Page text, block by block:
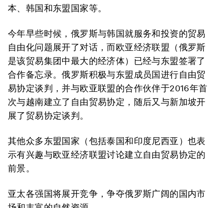
本、韩国和东盟国家等。
今年早些时候，俄罗斯与韩国就服务和投资的贸易
自由化问题展开了对话，而欧亚经济联盟（俄罗斯
是该贸易集团中最大的经济体）已经与东盟签署了
合作备忘录。俄罗斯积极与东盟成员国进行自由贸
易协定谈判，并与欧亚联盟的合作伙伴于2016年首
次与越南建立了自由贸易协定，随后又与新加坡开
展了贸易协定谈判。
其他众多东盟国家（包括泰国和印度尼西亚）也表
示有兴趣与欧亚经济联盟讨论建立自由贸易协定的
前景。
亚太各强国将展开竞争，争夺俄罗斯广阔的国内市